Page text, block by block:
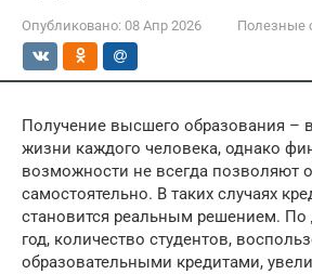
Опубликовано: 08 Апр 2026 Полезные
Получение высшего образования –
жизни каждого человека, однако
возможности не всегда позволяют
самостоятельно. В таких случаях
становится реальным решением.
год, количество студентов,
образовательными кредитами,